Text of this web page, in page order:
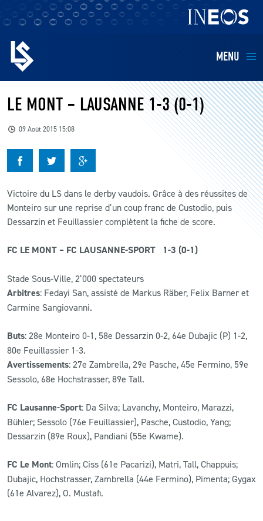
MENU
EQUIPES
BILLETTERIE
FANS
KIDS
BUSINESS
CLUB
ACTUALITÉS
LS E-SHOP
LS ACADEMY CAMPS
PRESSE ET MEDIAS
LE MONT – LAUSANNE 1-3 (0-1)
09 Août 2015 15:08
Victoire du LS dans le derby vaudois. Grâce à des réussites de
Monteiro sur une reprise d’un coup franc de Custodio, puis
Dessarzin et Feuillassier complètent la fiche de score.
FC LE MONT – FC LAUSANNE-SPORT 1-3 (0-1)
Stade Sous-Ville, 2’000 spectateurs
Arbitres: Fedayi San, assisté de Markus Räber, Felix Barner et
Carmine Sangiovanni.
Buts: 28e Monteiro 0-1, 58e Dessarzin 0-2, 64e Dubajic (P) 1-2,
80e Feuillassier 1-3.
Avertissements: 27e Zambrella, 29e Pasche, 45e Fermino, 59e
Sessolo, 68e Hochstrasser, 89e Tall.
FC Lausanne-Sport: Da Silva; Lavanchy, Monteiro, Marazzi,
Bühler; Sessolo (76e Feuillassier), Pasche, Custodio, Yang;
Dessarzin (89e Roux), Pandiani (55e Kwame).
FC Le Mont: Omlin; Ciss (61e Pacarizi), Matri, Tall, Chappuis;
Dubajic, Hochstrasser, Zambrella (44e Fermino), Pimenta; Gygax
(61e Alvarez), O. Mustafi.